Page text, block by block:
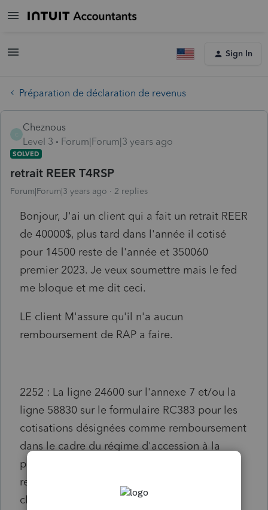
Sign In
Préparation de déclaration de revenus
Cheznous
Level 3
Forum|Forum|3 years ago
SOLVED
retrait REER T4RSP
Forum|Forum|3 years ago 2 replies
Bonjour, J'ai un client qui a fait un retrait REER
de 40000$, plus tard dans l'année il cotisé
pour 14500 reste de l'année et 350060
premier 2023. Je veux soumettre mais le fed
me bloque et me dit ceci.
LE client M'assure qu'il n'a aucun
remboursement de RAP a faire.
2252 : La ligne 24600 sur l'annexe 7 et/ou la
ligne 58830 sur le formulaire RC383 pour les
cotisations désignées comme remboursement
dans le cadre du régime d'accession à la
propriété (RAP) ne peut pas être inférieure du
remboursement minimum requis. Lorsque le
client a choisi d'inclure le retrait de fonds